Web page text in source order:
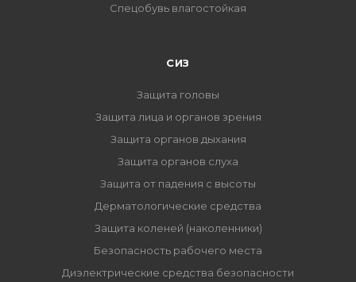
Спецобувь влагостойкая
СИЗ
Защита головы
Защита лица и органов зрения
Защита органов дыхания
Защита органов слуха
Защита от падения с высоты
Дерматологические средства
Защита коленей (наколенники)
Безопасность рабочего места
Диэлектрические средства безопасности